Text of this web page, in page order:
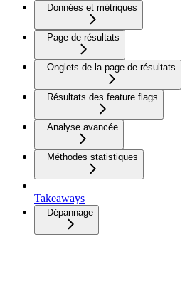
Données et métriques
Page de résultats
Onglets de la page de résultats
Résultats des feature flags
Analyse avancée
Méthodes statistiques
Takeaways
Dépannage